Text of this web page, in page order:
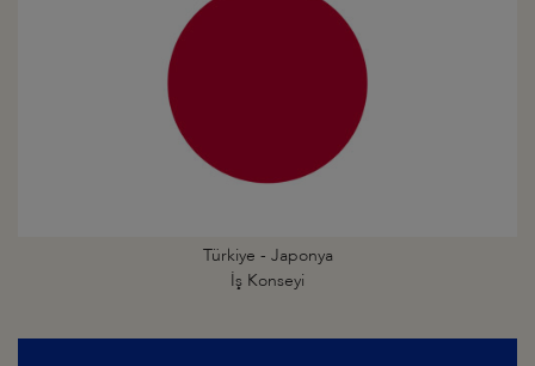
Türkiye - Japonya
İş Konseyi